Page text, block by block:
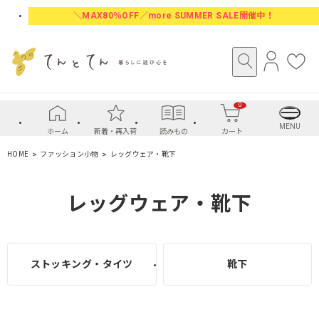
＼MAX80％OFF／more SUMMER SALE開催中！
に
入
り
ホーム 新着・再入荷 読みもの カート
0
MENU
HOME ファッション小物 レッグウェア・靴下
レッグウェア・靴下
ストッキング・タイツ 靴下